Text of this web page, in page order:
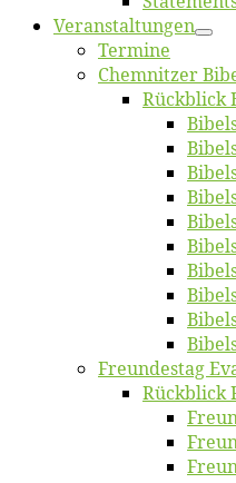
Ver­an­stal­tun­gen
Ter­mi­ne
Chemnit­zer
Rück­blick
Freun­des­tag
Rück­blick